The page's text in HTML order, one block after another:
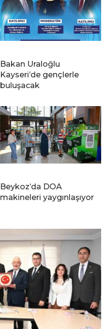
Bakan Uraloğlu
Kayseri’de gençlerle
buluşacak
Beykoz’da DOA
makineleri yaygınlaşıyor